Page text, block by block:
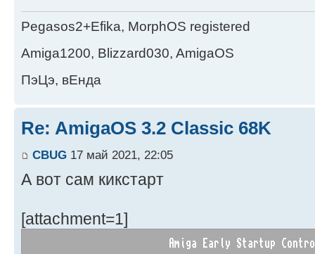
Pegasos2+Efika, MorphOS registered
Amiga1200, Blizzard030, AmigaOS
ПэЦэ, вЕнда
Re: AmigaOS 3.2 Classic 68K
CBUG 17 май 2021, 22:05
А вот сам кикстарт
[attachment=1]